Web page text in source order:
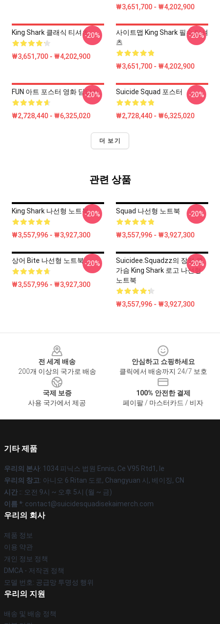
₩3,651,700 - ₩4,202,900
King Shark 클래식 티셔츠
₩3,651,700 - ₩4,202,900
-20%
사이트맵 King Shark 필수 티셔
츠
₩3,651,700 - ₩4,202,900
-20%
FUN 아트 포스터 영화 담당자 :
₩2,728,440 - ₩6,325,020
-20% Suicide Squad 포스터
₩2,728,440 - ₩6,325,020
-20%
더 보기
관련 상품
King Shark 나선형 노트북
₩3,557,996 - ₩3,927,300
-20% Squad 나선형 노트북
₩3,557,996 - ₩3,927,300
-20%
상어 Bite 나선형 노트북
₩3,557,996 - ₩3,927,300
-20%
Suicidee.Squadzz의 장점 큰
가슴 King Shark 로고 나선형
노트북
₩3,557,996 - ₩3,927,300
-20%
전 세계 배송
200개 이상의 국가로 배송
안심하고 쇼핑하세요
클릭에서 배송까지 24/7 보호
국제 보증
사용 국가에서 제공
100% 안전한 결제
페이팔 / 마스터카드 / 비자
기타 제품
우리의 본사: 1034 피닉스 법원 Ennis, Ce V95 Rtd1, Ie
우리의 창고: 아니오 6 Ritan 도로, Changyuan 시, 베이징, CN
시간 :: 오전 9시 ~ 오후 5시 (월 ~ 금)
이름 *: contact@suicidesquadisekaimerch.com
우리의 회사
제품 정보
이용 약관
개인 정보 정책
DMCA - 저작권 정책
모델 번호: 공급망 투명성 행위
우리의 지원
배송 및 배송 정책